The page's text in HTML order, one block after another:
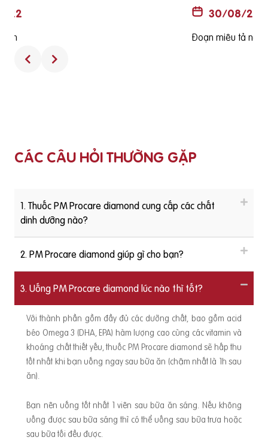
Đoạn miêu tả ngắn
CÁC CÂU HỎI THƯỜNG GẶP
1. Thuốc PM Procare diamond cung cấp các chất
dinh dưỡng nào?
2. PM Procare diamond giúp gì cho bạn?
3. Uống PM Procare diamond lúc nào thì tốt?
Với thành phần gồm đầy đủ các dưỡng chất, bao gồm acid
béo Omega 3 (DHA, EPA) hàm lượng cao cùng các vitamin và
khoáng chất thiết yếu, thuốc PM Procare diamond sẽ hấp thu
tốt nhất khi bạn uống ngay sau bữa ăn (chậm nhất là 1h sau
ăn).
Bạn nên uống tốt nhất 1 viên sau bữa ăn sáng. Nếu không
uống được sau bữa sáng thì có thể uống sau bữa trưa hoặc
sau bữa tối đều được.